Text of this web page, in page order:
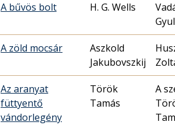
A bűvös bolt H. G. Wells
A zöld mocsár
Aszkold
Jakubovszkij
Az aranyat
füttyentő
vándorlegény
Török
Tamás
A